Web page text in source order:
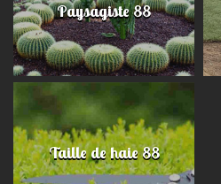
Paysagiste 88
Taille de haie 88